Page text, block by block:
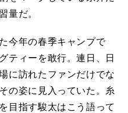
量だ。
今年の春季キャンプで
ティーを敢行。連日、日
に訪れたファンだけでな
の姿に見入っていた。糸
目指す駿太はこう語って